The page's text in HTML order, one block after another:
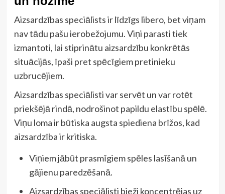
Aizsardzības speciālists ir līdzīgs libero, bet viņam
nav tādu pašu ierobežojumu. Viņi parasti tiek
izmantoti, lai stiprinātu aizsardzību konkrētās
situācijās, īpaši pret spēcīgiem pretinieku
uzbrucējiem.
Aizsardzības speciālisti var servēt un var rotēt
priekšējā rindā, nodrošinot papildu elastību spēlē.
Viņu loma ir būtiska augsta spiediena brīžos, kad
aizsardzība ir kritiska.
Viņiem jābūt prasmīgiem spēles lasīšanā un
gājienu paredzēšanā.
Aizsardzības speciālisti bieži koncentrējas uz